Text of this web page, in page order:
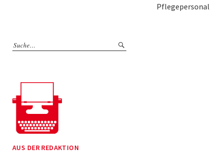
Pflegepersonal
AUS DER REDAKTION